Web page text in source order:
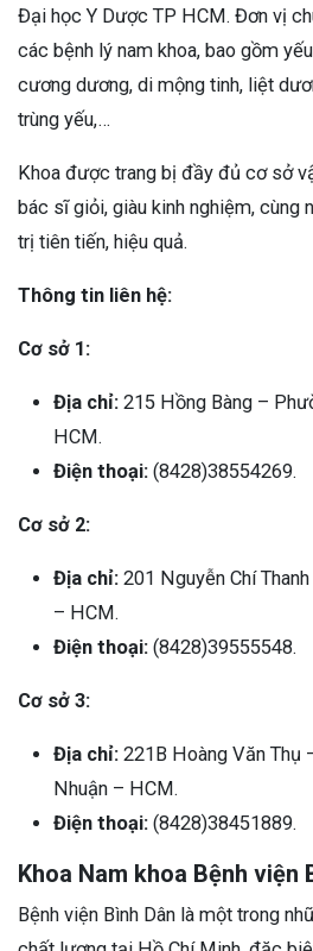
Đại học Y Dược TP HCM. Đơn vị
các bệnh lý nam khoa, bao gồm
cương dương, di mộng tinh, liệt
trùng yếu,…
Khoa được trang bị đầy đủ cơ sở
bác sĩ giỏi, giàu kinh nghiệm, cùng
trị tiên tiến, hiệu quả.
Thông tin liên hệ:
Cơ sở 1:
Địa chỉ: 215 Hồng Bàng –
HCM.
Điện thoại: (8428)38554269.
Cơ sở 2:
Địa chỉ: 201 Nguyễn Chí
– HCM.
Điện thoại: (8428)39555548.
Cơ sở 3:
Địa chỉ: 221B Hoàng Văn Thụ
Nhuận – HCM.
Điện thoại: (8428)38451889.
Khoa Nam khoa‏
Bệnh viện Bình Dân là một trong